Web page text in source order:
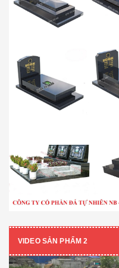
VIDEO SẢN PHẨM 2